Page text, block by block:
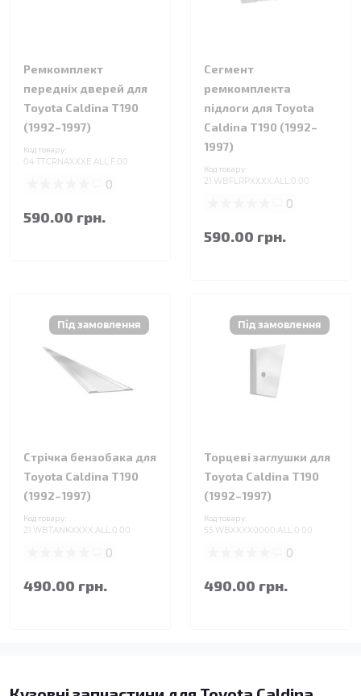
Ремкомплект
передніх дверей для
Toyota Caldina T190
(1992–1997)
Код товару:
04.TTCRNAXXXE.ALL.F.00
0
590.00 грн.
Сегмент
ремкомплекта
підлоги для Toyota
Caldina T190 (1992–
1997)
Код товару:
21.WBFLRPXXXX.ALL.0.00
0
590.00 грн.
Стрічка бензобака для
Toyota Caldina T190
(1992–1997)
Код товару:
21.WBTANKXXXX.ALL.0.00
0
490.00 грн.
Торцеві заглушки для
Toyota Caldina T190
(1992–1997)
Код товару:
55.WBXXXX0000.ALL.0.00
0
490.00 грн.